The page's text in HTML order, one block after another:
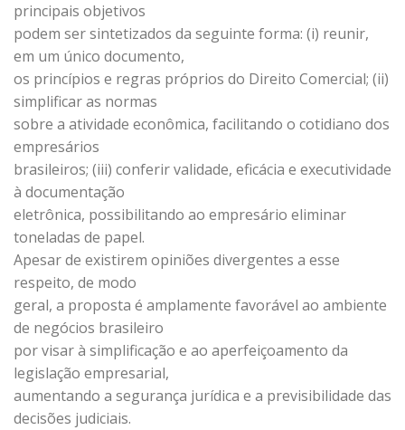
principais objetivos
podem ser sintetizados da seguinte forma: (i) reunir,
em um único documento,
os princípios e regras próprios do Direito Comercial; (ii)
simplificar as normas
sobre a atividade econômica, facilitando o cotidiano dos
empresários
brasileiros; (iii) conferir validade, eficácia e executividade
à documentação
eletrônica, possibilitando ao empresário eliminar
toneladas de papel.
Apesar de existirem opiniões divergentes a esse
respeito, de modo
geral, a proposta é amplamente favorável ao ambiente
de negócios brasileiro
por visar à simplificação e ao aperfeiçoamento da
legislação empresarial,
aumentando a segurança jurídica e a previsibilidade das
decisões judiciais.